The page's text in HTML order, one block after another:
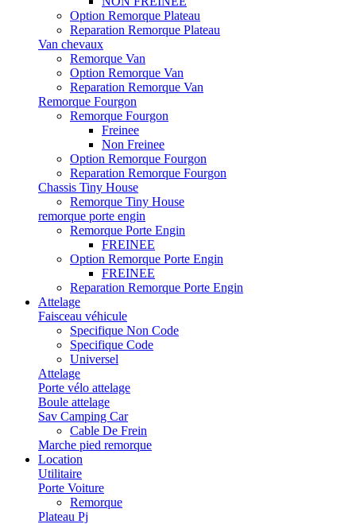
Option Remorque Plateau
Reparation Remorque Plateau
Van chevaux
Remorque Van
Option Remorque Van
Reparation Remorque Van
Remorque Fourgon
Remorque Fourgon
Freinee
Non Freinee
Option Remorque Fourgon
Reparation Remorque Fourgon
Chassis Tiny House
Remorque Tiny House
remorque porte engin
Remorque Porte Engin
FREINEE
Option Remorque Porte Engin
FREINEE
Reparation Remorque Porte Engin
Attelage
Faisceau véhicule
Specifique Non Code
Specifique Code
Universel
Attelage
Porte vélo attelage
Boule attelage
Sav Camping Car
Cable De Frein
Marche pied remorque
Location
Utilitaire
Porte Voiture
Remorque
Plateau Pj